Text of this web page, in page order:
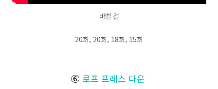
바벨 컬
20회, 20회, 18회, 15회
⑥ 로프 프레스 다운